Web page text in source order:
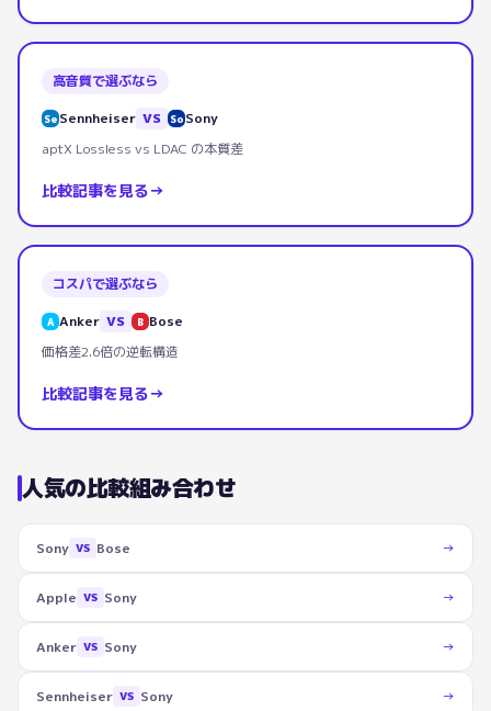
高音質で選ぶなら
Se Sennheiser VS So Sony
aptX Lossless vs LDAC の本質差
比較記事を見る→
コスパで選ぶなら
A Anker VS B Bose
価格差2.6倍の逆転構造
比較記事を見る→
人気の比較組み合わせ
Sony VS Bose →
Apple VS Sony →
Anker VS Sony →
Sennheiser VS Sony →